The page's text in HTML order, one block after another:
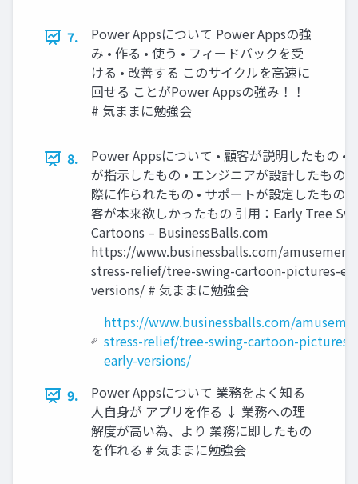
7.
Power Appsについて Power Appsの強
み • 作る • 使う • フィードバックを受
ける • 改善する このサイクルを高速に
回せる ことがPower Appsの強み！！
# 気ままに勉強会
8.
Power Appsについて • 顧客が説明したもの •
が指示したもの • エンジニアが設計したもの •
際に作られたもの • サポートが設定したもの •
客が本来欲しかったもの 引用：Early Tree
Cartoons – BusinessBalls.com
https://www.businessballs.com/amusement-
stress-relief/tree-swing-cartoon-pictures-
versions/ # 気ままに勉強会
https://www.businessballs.com/
stress-relief/tree-swing-cartoon-pictures-
early-versions/
9.
Power Appsについて 業務をよく知る
人自身が アプリを作る ↓ 業務への理
解度が高い為、より 業務に即したもの
を作れる # 気ままに勉強会